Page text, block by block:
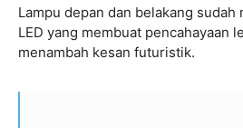
Lampu depan dan belakang
LED yang membuat pencahayaan
menambah kesan futuristik.